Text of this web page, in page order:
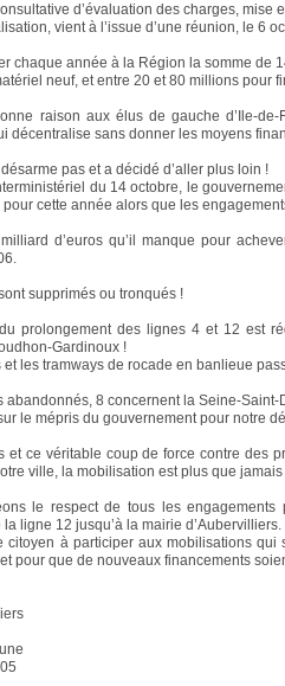
d’évaluation des charges, mise
vient à l’issue d’une réunion, le 6
chaque année à la Région la somme de
neuf, et entre 20 et 80 millions pour
raison aux élus de gauche d’Ile-
décentralise sans donner les moyens
pas et a décidé d’aller plus loin !
du 14 octobre, le
cette année alors que les
d’euros qu’il manque pour
supprimés ou tronqués !
prolongement des lignes 4 et 12 est
Gardinoux !
et les tramways de rocade en banlieue
abandonnés, 8 concernent la Seine-Saint-
le mépris du gouvernement pour notre
et ce véritable coup de force contre des
ville, la mobilisation est plus que jamais
le respect de tous les
ligne 12 jusqu’à la mairie d’Aubervilliers.
citoyen à participer aux mobilisations
pour que de nouveaux financements